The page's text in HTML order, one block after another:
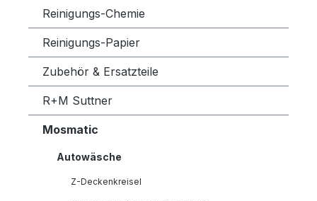
Reinigungs-Chemie
Reinigungs-Papier
Zubehör & Ersatzteile
R+M Suttner
Mosmatic
Autowäsche
Z-Deckenkreisel